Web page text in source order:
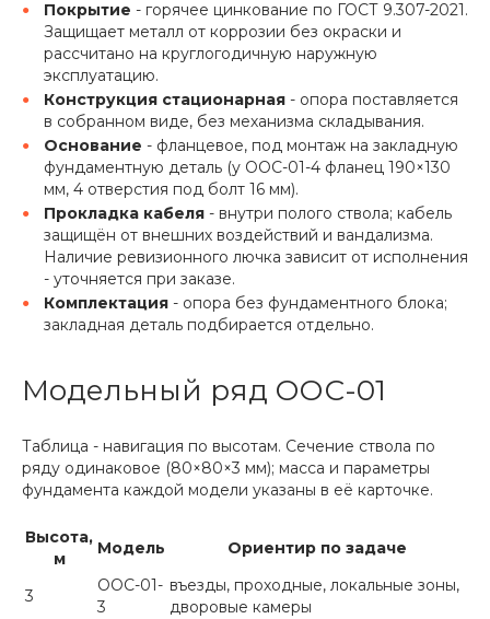
Покрытие - горячее цинкование по ГОСТ 9.307-2021.
Защищает металл от коррозии без окраски и
рассчитано на круглогодичную наружную
эксплуатацию.
Конструкция стационарная - опора поставляется
в собранном виде, без механизма складывания.
Основание - фланцевое, под монтаж на закладную
фундаментную деталь (у ООС-01-4 фланец 190×130
мм, 4 отверстия под болт 16 мм).
Прокладка кабеля - внутри полого ствола; кабель
защищён от внешних воздействий и вандализма.
Наличие ревизионного лючка зависит от исполнения
- уточняется при заказе.
Комплектация - опора без фундаментного блока;
закладная деталь подбирается отдельно.
Модельный ряд ООС-01
Таблица - навигация по высотам. Сечение ствола по
ряду одинаковое (80×80×3 мм); масса и параметры
фундамента каждой модели указаны в её карточке.
Высота,
м
Модель Ориентир по задаче
3
ООС-01-
3
въезды, проходные, локальные зоны,
дворовые камеры